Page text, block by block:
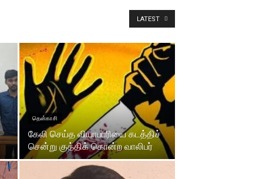
LATEST
தென்காசி
கேலி செய்த வியாபாரியை கடத்திச்
சென்று குத்திக் கொன்ற வாலிபர்